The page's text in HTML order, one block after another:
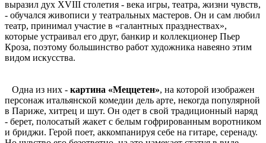
выразил дух XVIII столетия - века игры, театра, жизни чувств,
- обучался живописи у театральных мастеров. Он и сам любил
театр, принимал участие в «галантных празднествах»,
которые устраивал его друг, банкир и коллекционер Пьер
Кроза, поэтому большинство работ художника навеяно этим
видом искусства.
Одна из них - картина «Меццетен», на которой изображен
персонаж итальянской комедии дель арте, некогда популярной
в Париже, хитрец и шут. Он одет в свой традиционный наряд
- берет, полосатый жакет с белым гофрированным воротником
и бриджи. Герой поет, аккомпанируя себе на гитаре, серенаду.